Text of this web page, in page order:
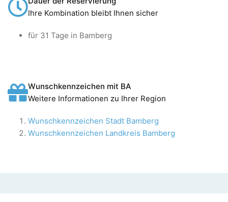
Ihre Kombination bleibt Ihnen sicher
für 31 Tage in Bamberg
Wunschkennzeichen mit BA
Weitere Informationen zu Ihrer Region
Wunschkennzeichen Stadt Bamberg
Wunschkennzeichen Landkreis Bamberg